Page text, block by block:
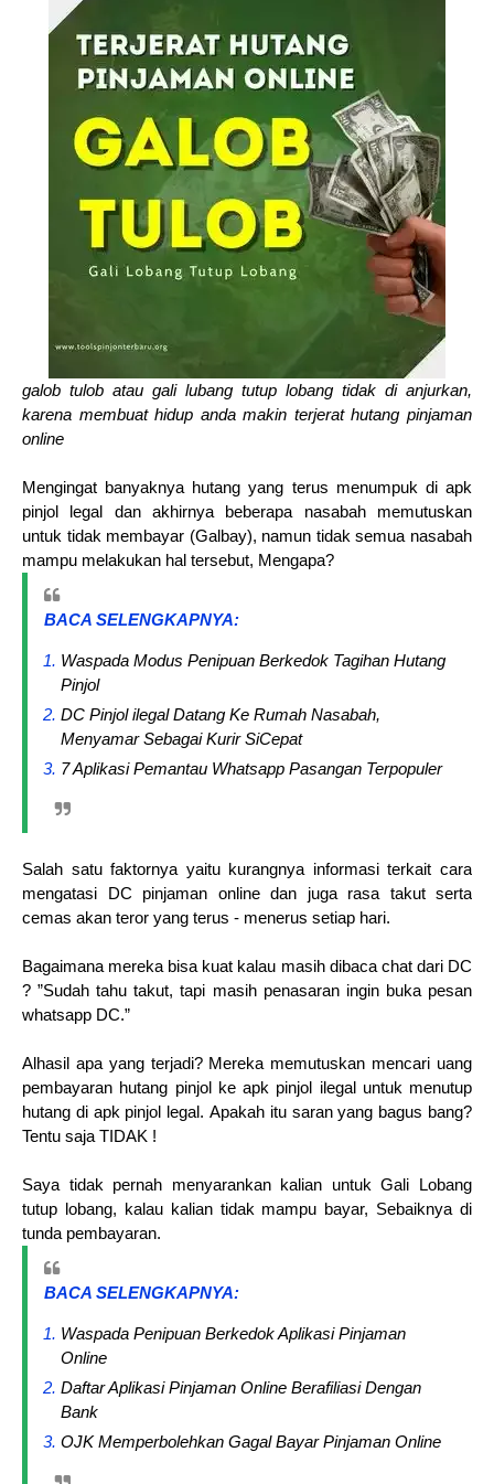
galob tulob atau gali lubang tutup lobang tidak di anjurkan,
karena membuat hidup anda makin terjerat hutang pinjaman
online
Mengingat banyaknya hutang yang terus menumpuk di apk
pinjol legal dan akhirnya beberapa nasabah memutuskan
untuk tidak membayar (Galbay), namun tidak semua nasabah
mampu melakukan hal tersebut, Mengapa?
BACA SELENGKAPNYA:
Waspada Modus Penipuan Berkedok Tagihan Hutang
Pinjol
DC Pinjol ilegal Datang Ke Rumah Nasabah,
Menyamar Sebagai Kurir SiCepat
7 Aplikasi Pemantau Whatsapp Pasangan Terpopuler
Salah satu faktornya yaitu kurangnya informasi terkait cara
mengatasi DC pinjaman online dan juga rasa takut serta
cemas akan teror yang terus - menerus setiap hari.
Bagaimana mereka bisa kuat kalau masih dibaca chat dari DC
? ”Sudah tahu takut, tapi masih penasaran ingin buka pesan
whatsapp DC.”
Alhasil apa yang terjadi? Mereka memutuskan mencari uang
pembayaran hutang pinjol ke apk pinjol ilegal untuk menutup
hutang di apk pinjol legal. Apakah itu saran yang bagus bang?
Tentu saja TIDAK !
Saya tidak pernah menyarankan kalian untuk Gali Lobang
tutup lobang, kalau kalian tidak mampu bayar, Sebaiknya di
tunda pembayaran.
BACA SELENGKAPNYA:
Waspada Penipuan Berkedok Aplikasi Pinjaman
Online
Daftar Aplikasi Pinjaman Online Berafiliasi Dengan
Bank
OJK Memperbolehkan Gagal Bayar Pinjaman Online